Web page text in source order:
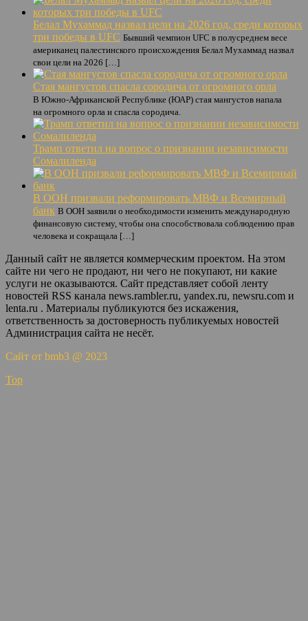
Белал Мухаммад назвал цели на 2026 год, среди которых
три победы в UFC Бывший чемпион UFC в полусреднем весе
американец палестинского происхождения Белал Мухаммад назвал
свои цели на 2026 […]
Стая мангустов спасла сородича от огромного орла
В Южно-Африканской Республике (ЮАР) стая мангустов напала
на огромного орла и спасла сородича.
Трамп ответил на вопрос о признании независимости
Сомалиленда
В ООН призвали реформировать МВФ и Всемирный
банк В ООН заявили о необходимости изменить международную
финансовую систему, чтобы она способствовала соблюдению прав
человека и сокращала […]
Данный сайт не является коммерческим проектом. На этом
сайте ни чего не продают, ни чего не покупают, ни какие
услуги не оказываются. Сайт представляет собой ленту
новостей RSS канала news.rambler.ru, yandex.ru, newsru.com и
lenta.ru . Материалы публикуются без искажения,
ответственность за достоверность публикуемых новостей
Администрация сайта не несёт.
Сайт от bmb3 @ 2023
Top